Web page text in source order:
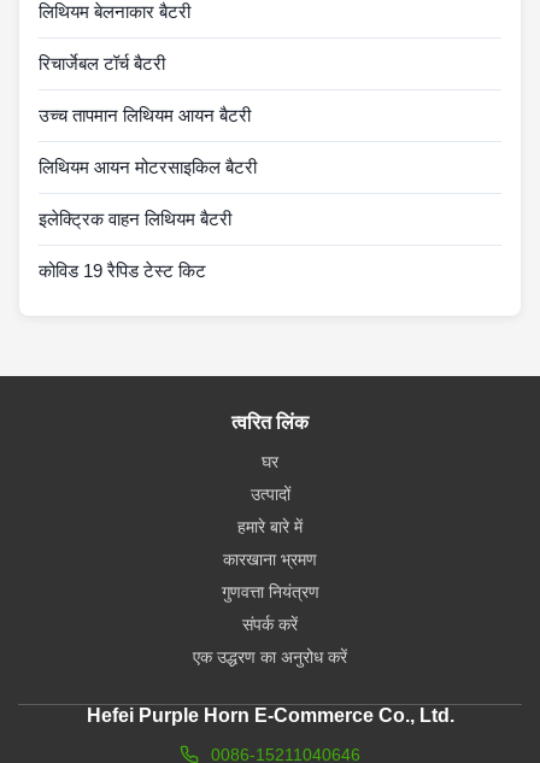
लिथियम बेलनाकार बैटरी
रिचार्जेबल टॉर्च बैटरी
उच्च तापमान लिथियम आयन बैटरी
लिथियम आयन मोटरसाइकिल बैटरी
इलेक्ट्रिक वाहन लिथियम बैटरी
कोविड 19 रैपिड टेस्ट किट
त्वरित लिंक
घर
उत्पादों
हमारे बारे में
कारखाना भ्रमण
गुणवत्ता नियंत्रण
संपर्क करें
एक उद्धरण का अनुरोध करें
Hefei Purple Horn E-Commerce Co., Ltd.
0086-15211040646